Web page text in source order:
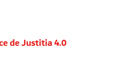
de Justitia 4.0